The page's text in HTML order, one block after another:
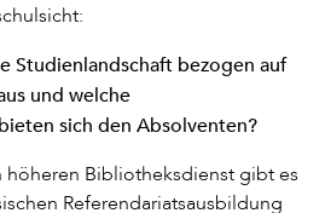
Studienlandschaft bezogen auf
und welche
sich den Absolventen?
höheren Bibliotheksdienst gibt es
Referendariatsausbildung